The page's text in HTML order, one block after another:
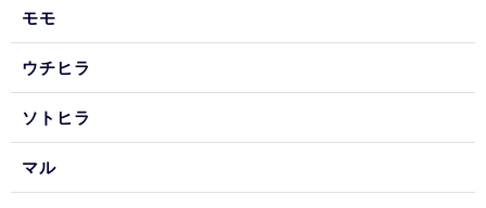
モモ
ウチヒラ
ソトヒラ
マル